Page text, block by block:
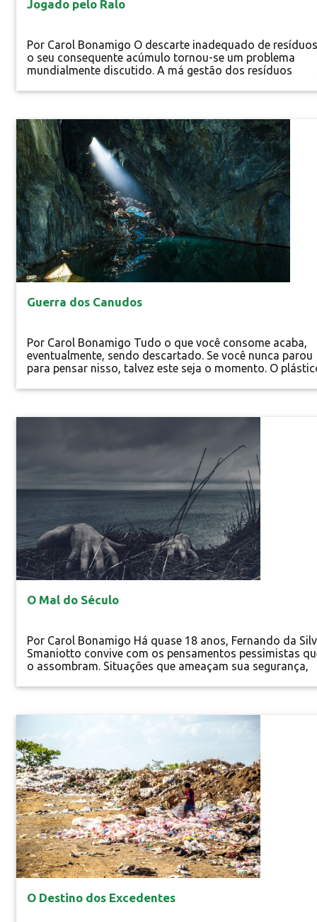
Jogado pelo Ralo
Por Carol Bonamigo O descarte inadequado de
o seu consequente acúmulo tornou-se um problema
mundialmente discutido. A má gestão dos resíduos
população, escalonou para proporções catastróficas,
vivos. Ações têm sido tomadas ao redor do globo...
Especial
Guerra dos Canudos
Por Carol Bonamigo Tudo o que você consome acaba,
eventualmente, sendo descartado. Se você nunca parou
para pensar nisso, talvez este seja o momento. O
cotidiano da vida contemporânea, apesar de versátil,
também um dos maiores problemas da atualidade,
O Mal do Século
Por Carol Bonamigo Há quase 18 anos, Fernando da
Smaniotto convive com os pensamentos pessimistas
o assombram. Situações que ameaçam sua segurança,
divinas permeiam a sua mente a cada instante. Basta
compadecer da exaustão que deve ser lidar com este...
Especial
O Destino dos Excedentes